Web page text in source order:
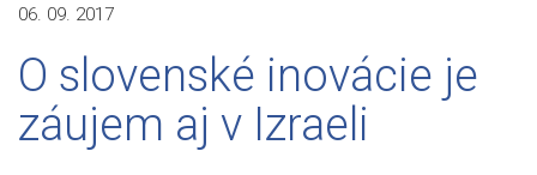
06. 09. 2017
O slovenské inovácie je
záujem aj v Izraeli